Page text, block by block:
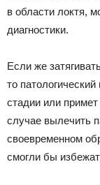
в области локтя,
диагностики.
Если же
то
стадии или
случае вылечить
своевременном
смогли бы